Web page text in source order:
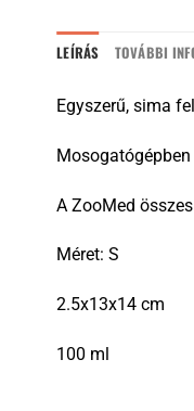
LEÍRÁS TOVÁBBI
Egyszerű, sima
A ZooMed
Méret: S
2.5x13x14 cm
100 ml